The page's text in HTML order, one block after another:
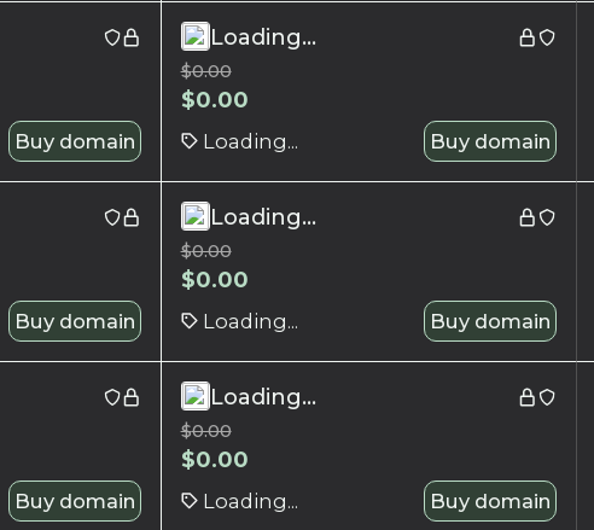
Buy domain
Loading...
$0.00
$0.00
Loading... Buy domain
Buy domain
Loading...
$0.00
$0.00
Loading... Buy domain
Buy domain
Loading...
$0.00
$0.00
Loading... Buy domain